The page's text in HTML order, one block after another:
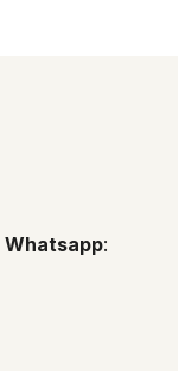
Whatsapp: